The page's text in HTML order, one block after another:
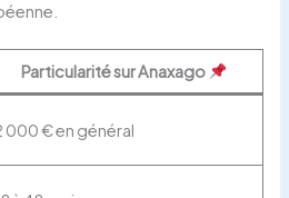
Particularité sur Anaxago
000 € en général